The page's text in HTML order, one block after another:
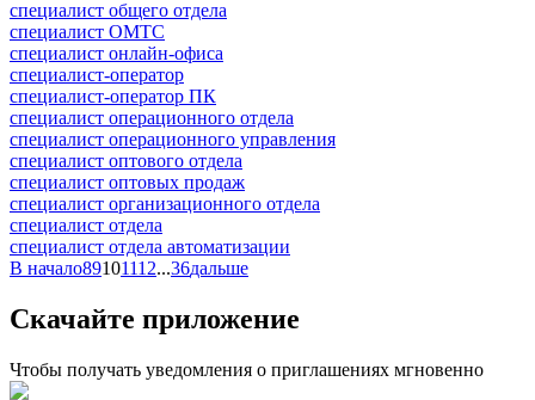
специалист общего отдела
специалист ОМТС
специалист онлайн-офиса
специалист-оператор
специалист-оператор ПК
специалист операционного отдела
специалист операционного управления
специалист оптового отдела
специалист оптовых продаж
специалист организационного отдела
специалист отдела
специалист отдела автоматизации
В начало89101112...36дальше
Скачайте приложение
Чтобы получать уведомления о приглашениях мгновенно